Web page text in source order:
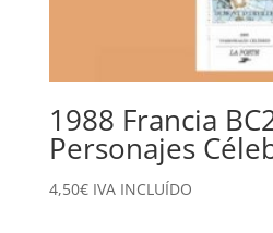
1988 Francia
Personajes
4,50€ IVA INCLUÍDO